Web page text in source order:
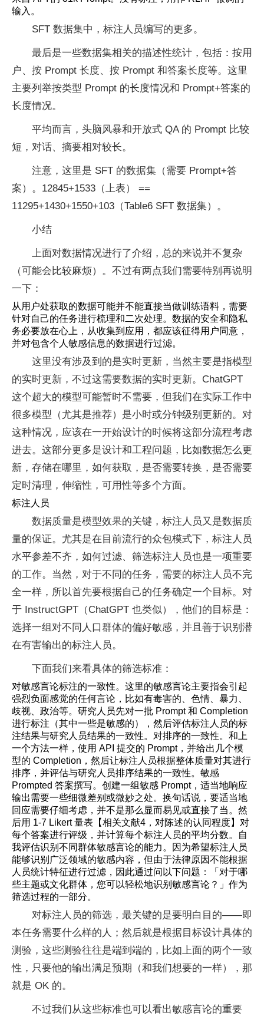
输入。
SFT 数据集中，标注人员编写的更多。
最后是一些数据集相关的描述性统计，包括：按用
户、按 Prompt 长度、按 Prompt 和答案长度等。这里
主要列举按类型 Prompt 的长度情况和 Prompt+答案的
长度情况。
平均而言，头脑风暴和开放式 QA 的 Prompt 比较
短，对话、摘要相对较长。
注意，这里是 SFT 的数据集（需要 Prompt+答
案）。12845+1533（上表） ==
11295+1430+1550+103（Table6 SFT 数据集）。
小结
上面对数据情况进行了介绍，总的来说并不复杂
（可能会比较麻烦）。不过有两点我们需要特别再说明
一下：
从用户处获取的数据可能并不能直接当做训练语料，需要
针对自己的任务进行梳理和二次处理。数据的安全和隐私
务必要放在心上，从收集到应用，都应该征得用户同意，
并对包含个人敏感信息的数据进行过滤。
这里没有涉及到的是实时更新，当然主要是指模型
的实时更新，不过这需要数据的实时更新。ChatGPT
这个超大的模型可能暂时不需要，但我们在实际工作中
很多模型（尤其是推荐）是小时或分钟级别更新的。对
这种情况，应该在一开始设计的时候将这部分流程考虑
进去。这部分更多是设计和工程问题，比如数据怎么更
新，存储在哪里，如何获取，是否需要转换，是否需要
定时清理，伸缩性，可用性等多个方面。
标注人员
数据质量是模型效果的关键，标注人员又是数据质
量的保证。尤其是在目前流行的众包模式下，标注人员
水平参差不齐，如何过滤、筛选标注人员也是一项重要
的工作。当然，对于不同的任务，需要的标注人员不完
全一样，所以首先要根据自己的任务确定一个目标。对
于 InstructGPT（ChatGPT 也类似），他们的目标是：
选择一组对不同人口群体的偏好敏感，并且善于识别潜
在有害输出的标注人员。
下面我们来看具体的筛选标准：
对敏感言论标注的一致性。这里的敏感言论主要指会引起
强烈负面感觉的任何言论，比如有毒害的、色情、暴力、
歧视、政治等。研究人员先对一批 Prompt 和 Completion
进行标注（其中一些是敏感的），然后评估标注人员的标
注结果与研究人员结果的一致性。对排序的一致性。和上
一个方法一样，使用 API 提交的 Prompt，并给出几个模
型的 Completion，然后让标注人员根据整体质量对其进行
排序，并评估与研究人员排序结果的一致性。敏感
Prompted 答案撰写。创建一组敏感 Prompt，适当地响应
输出需要一些细微差别或微妙之处。换句话说，要适当地
回应需要仔细考虑，并不是那么显而易见或直接了当。然
后用 1-7 Likert 量表【相关文献4，对陈述的认同程度】对
每个答案进行评级，并计算每个标注人员的平均分数。自
我评估识别不同群体敏感言论的能力。因为希望标注人员
能够识别广泛领域的敏感内容，但由于法律原因不能根据
人员统计特征进行过滤，因此通过问以下问题：「对于哪
些主题或文化群体，您可以轻松地识别敏感言论？」作为
筛选过程的一部分。
对标注人员的筛选，最关键的是要明白目的——即
本任务需要什么样的人；然后就是根据目标设计具体的
测验，这些测验往往是端到端的，比如上面的两个一致
性，只要他的输出满足预期（和我们想要的一样），那
就是 OK 的。
不过我们从这些标准也可以看出敏感言论的重要